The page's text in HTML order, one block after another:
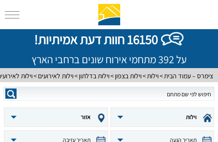
16150 חוות דעת אמיתיות!
על 392 מתחמי אירוח שונים ברחבי הארץ
צימרס – עמוד הבית וילות וילות בצפון וילות בדלתון וילות לאירועים וילות
וילות אזור
תאריך הגעה תאריך עזיבה